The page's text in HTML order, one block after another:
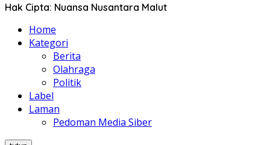
Hak Cipta: Nuansa Nusantara Malut
Home
Kategori
Berita
Olahraga
Politik
Label
Laman
Pedoman Media Siber